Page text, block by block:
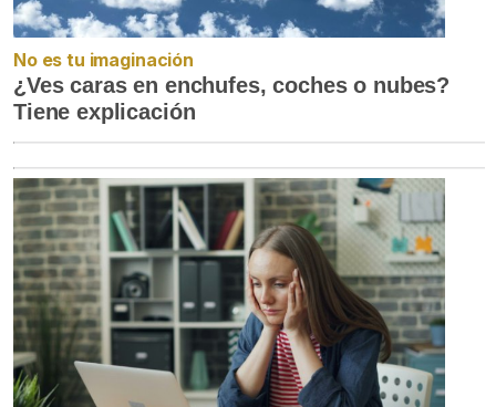
No es tu imaginación
¿Ves caras en enchufes, coches o nubes?
Tiene explicación